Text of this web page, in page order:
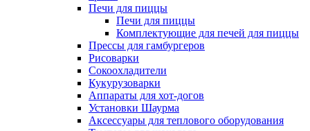
Печи для пиццы
Печи для пиццы
Комплектующие для печей для пиццы
Прессы для гамбургеров
Рисоварки
Сокоохладители
Кукурузоварки
Аппараты для хот-догов
Установки Шаурма
Аксессуары для теплового оборудования